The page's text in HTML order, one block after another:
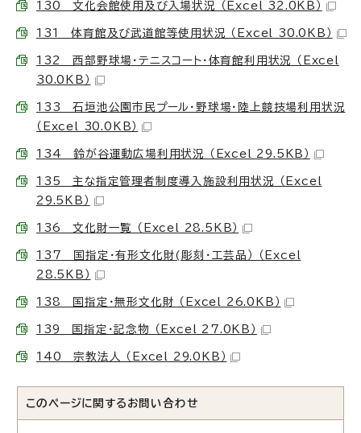
130 文化会館使用及び入場状況 （Excel 32.0KB）
131 体育館及び武道館等使用状況 （Excel 30.0KB）
132 西部野球場・テニスコート・体育館利用状況 （Excel
30.0KB）
133 石垣池公園市民プール・野球場・陸上競技場利用状況
（Excel 30.0KB）
134 鈴が谷運動広場利用状況 （Excel 29.5KB）
135 主な指定管理者制度導入施設利用状況 （Excel
29.5KB）
136 文化財一覧 （Excel 28.5KB）
137 国指定・有形文化財(彫刻・工芸品） （Excel
28.5KB）
138 国指定・無形文化財 （Excel 26.0KB）
139 国指定・記念物 （Excel 27.0KB）
140 宗教法人 （Excel 29.0KB）
このページに関する お問い合わせ